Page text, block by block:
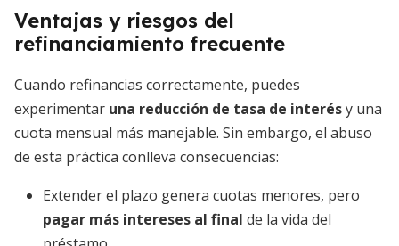
Ventajas y riesgos del
refinanciamiento frecuente
Cuando refinancias correctamente, puedes
experimentar una reducción de tasa de interésy una
cuota mensual más manejable. Sin embargo, el abuso
de esta práctica conlleva consecuencias:
Extender el plazo genera cuotas menores, pero
pagar más intereses al final de la vida del